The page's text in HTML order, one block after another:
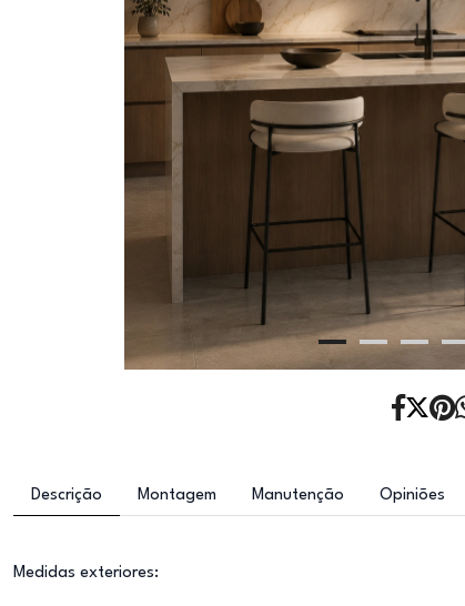
Descrição Montagem Manutenção Opiniões
Medidas exteriores: